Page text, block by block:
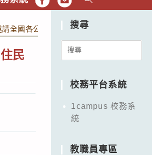
全國各公私立高中、職學生報名參加。請
民
搜尋
Search
校務平台系統
1campus 校務系
統
教職員專區